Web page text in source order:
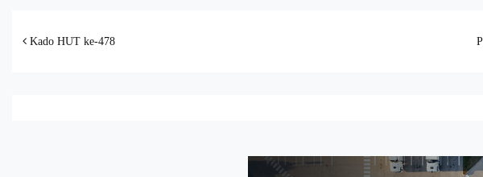
Post navigation
Kado HUT ke-478